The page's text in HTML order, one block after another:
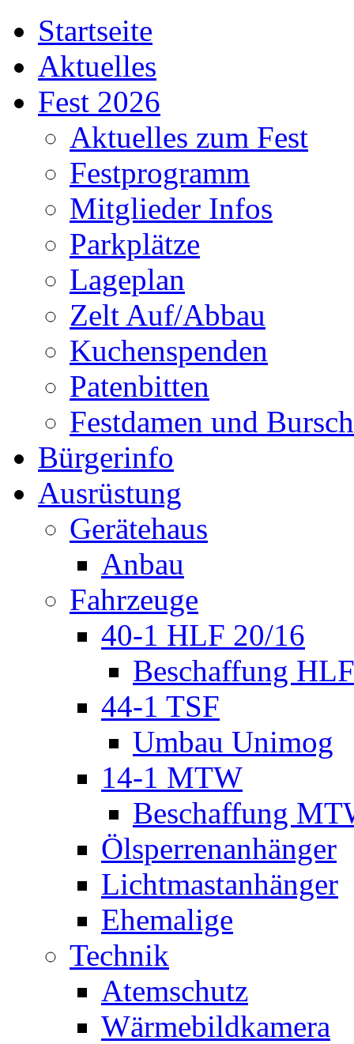
Startseite
Aktuelles
Fest 2026
Aktuelles zum Fest
Festprogramm
Mitglieder Infos
Parkplätze
Lageplan
Zelt Auf/Abbau
Kuchenspenden
Patenbitten
Festdamen und
Bürgerinfo
Ausrüstung
Gerätehaus
Anbau
Fahrzeuge
40-1 HLF 20/16
Beschaffung HLF
44-1 TSF
Umbau Unimog
14-1 MTW
Beschaffung
Ölsperrenanhänger
Lichtmastanhänger
Ehemalige
Technik
Atemschutz
Wärmebildkamera